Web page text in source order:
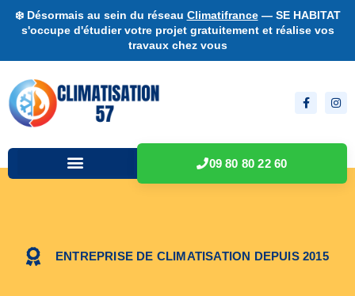
❄️ Désormais au sein du réseau Climatifrance— SE HABITAT
s'occupe d'étudier votre projet gratuitement et réalise vos
travaux chez vous
09 80 80 22 60
ENTREPRISE DE CLIMATISATION DEPUIS 2015